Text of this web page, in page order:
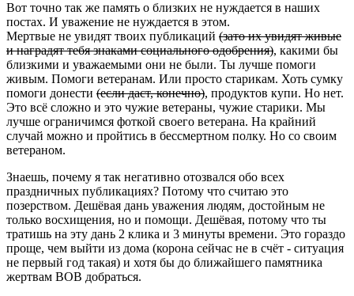
Вот точно так же память о близких не нуждается в наших
постах. И уважение не нуждается в этом.
Мертвые не увидят твоих публикаций (зато их увидят живые
и наградят тебя знаками социального одобрения), какими бы
близкими и уважаемыми они не были. Ты лучше помоги
живым. Помоги ветеранам. Или просто старикам. Хоть сумку
помоги донести (если даст, конечно), продуктов купи. Но нет.
Это всё сложно и это чужие ветераны, чужие старики. Мы
лучше ограничимся фоткой своего ветерана. На крайний
случай можно и пройтись в бессмертном полку. Но со своим
ветераном.
Знаешь, почему я так негативно отозвался обо всех
праздничных публикациях? Потому что считаю это
позерством. Дешёвая дань уважения людям, достойным не
только восхищения, но и помощи. Дешёвая, потому что ты
тратишь на эту дань 2 клика и 3 минуты времени. Это гораздо
проще, чем выйти из дома (корона сейчас не в счёт - ситуация
не первый год такая) и хотя бы до ближайшего памятника
жертвам ВОВ добраться.